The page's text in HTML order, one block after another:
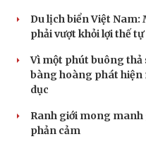
Du lịch biển Việt Nam:
phải vượt khỏi lợi thế
Vì một phút buông thả
bàng hoàng phát hiện
dục
Ranh giới mong manh
phản cảm